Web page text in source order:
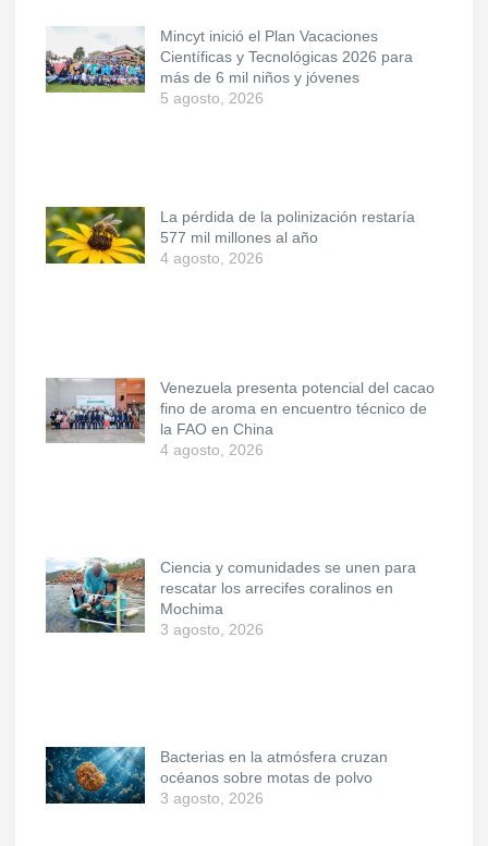
Mincyt inició el Plan Vacaciones
Científicas y Tecnológicas 2026 para
más de 6 mil niños y jóvenes
5 agosto, 2026
La pérdida de la polinización restaría
577 mil millones al año
4 agosto, 2026
Venezuela presenta potencial del cacao
fino de aroma en encuentro técnico de
la FAO en China
4 agosto, 2026
Ciencia y comunidades se unen para
rescatar los arrecifes coralinos en
Mochima
3 agosto, 2026
Bacterias en la atmósfera cruzan
océanos sobre motas de polvo
3 agosto, 2026